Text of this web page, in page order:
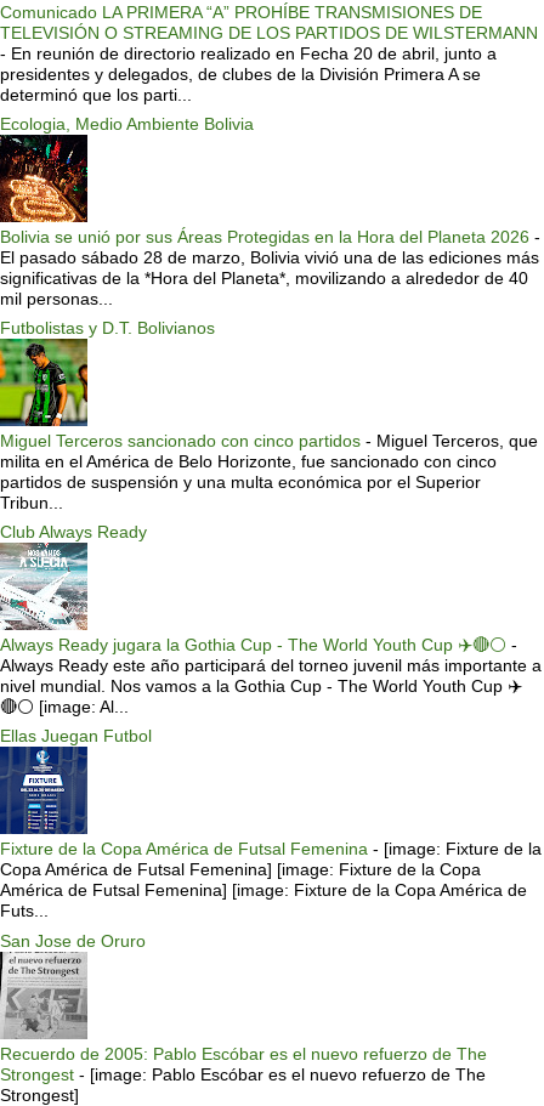
Comunicado LA PRIMERA “A” PROHÍBE TRANSMISIONES DE
TELEVISIÓN O STREAMING DE LOS PARTIDOS DE WILSTERMANN
- En reunión de directorio realizado en Fecha 20 de abril, junto a
presidentes y delegados, de clubes de la División Primera A se
determinó que los parti...
Ecologia, Medio Ambiente Bolivia
Bolivia se unió por sus Áreas Protegidas en la Hora del Planeta 2026 -
El pasado sábado 28 de marzo, Bolivia vivió una de las ediciones más
significativas de la *Hora del Planeta*, movilizando a alrededor de 40
mil personas...
Futbolistas y D.T. Bolivianos
Miguel Terceros sancionado con cinco partidos - Miguel Terceros, que
milita en el América de Belo Horizonte, fue sancionado con cinco
partidos de suspensión y una multa económica por el Superior
Tribun...
Club Always Ready
Always Ready jugara la Gothia Cup - The World Youth Cup ✈️🔴⚪️ -
Always Ready este año participará del torneo juvenil más importante a
nivel mundial. Nos vamos a la Gothia Cup - The World Youth Cup ✈️
🔴⚪️ [image: Al...
Ellas Juegan Futbol
Fixture de la Copa América de Futsal Femenina - [image: Fixture de la
Copa América de Futsal Femenina] [image: Fixture de la Copa
América de Futsal Femenina] [image: Fixture de la Copa América de
Futs...
San Jose de Oruro
Recuerdo de 2005: Pablo Escóbar es el nuevo refuerzo de The
Strongest - [image: Pablo Escóbar es el nuevo refuerzo de The
Strongest]